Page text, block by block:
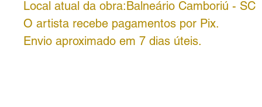
Local atual da obra:Balneário Camboriú - SC
O artista recebe pagamentos por Pix.
Envio aproximado em 7 dias úteis.